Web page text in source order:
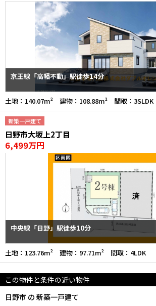
京王線「高幡不動」駅徒歩14分
土地：140.07m² 建物：108.88m² 間取：3SLDK
新築一戸建て
日野市大坂上2丁目
6,499万円
中央線「日野」駅徒歩10分
土地：123.76m² 建物：97.71m² 間取：4LDK
この物件と条件の近い物件
日野市 の 新築一戸建て